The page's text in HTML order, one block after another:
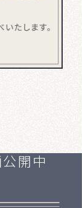
公開中